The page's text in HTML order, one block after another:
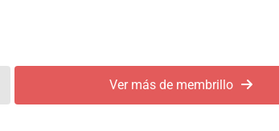
Ver más de membrillo